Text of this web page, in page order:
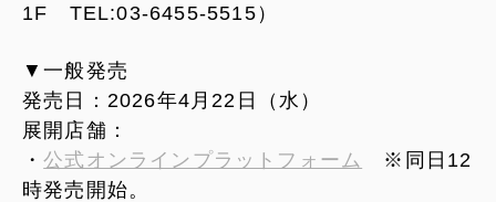
1F TEL:03-6455-5515）
▼一般発売
発売日：2026年4月22日（水）
展開店舗：
・公式オンラインプラットフォーム
※同日12
時発売開始。